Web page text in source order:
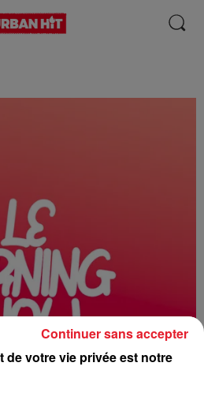
de votre vie privée est notre
Continuer sans accepter